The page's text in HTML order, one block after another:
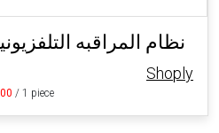
نظام المراقبه
Shoply
/ 1 piece